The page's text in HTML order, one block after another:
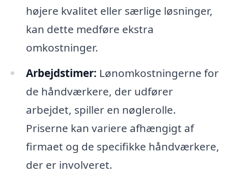
højere kvalitet eller særlige løsninger,
kan dette medføre ekstra
omkostninger.
Arbejdstimer: Lønomkostningerne for
de håndværkere, der udfører
arbejdet, spiller en nøglerolle.
Priserne kan variere afhængigt af
firmaet og de specifikke håndværkere,
der er involveret.